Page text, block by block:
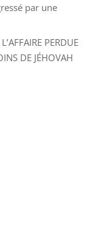
par une
PERDUE
DE JÉHOVAH